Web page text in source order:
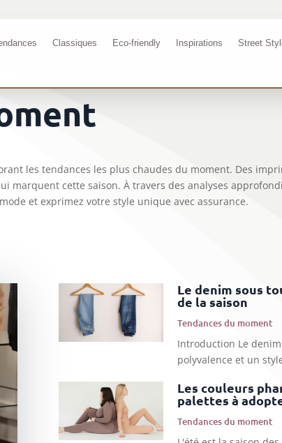
Classiques Eco-friendly Inspirations Street
les tendances les plus chaudes du moment. Des
marquent cette saison. À travers des analyses
et exprimez votre style unique avec assurance.
Le denim sous
de la saison
Tendances du moment
Introduction Le
polyvalence et un
Les couleurs
palettes à
Tendances du moment